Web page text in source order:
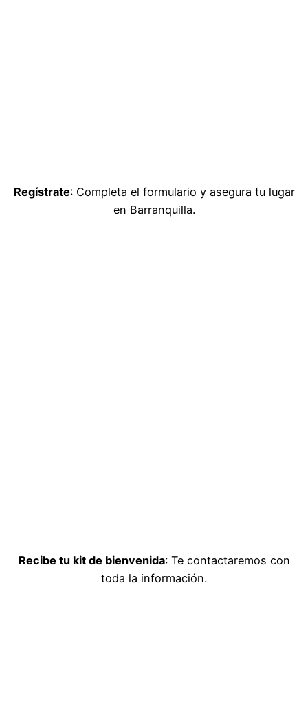
Regístrate: Completa el formulario y asegura tu lugar
en Barranquilla.
Recibe tu kit de bienvenida: Te contactaremos con
toda la información.